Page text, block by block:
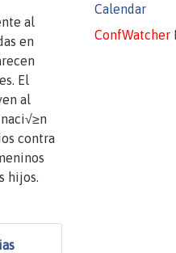
Calendar
ConfWatcher
al
en
El
al
contra
hijos.